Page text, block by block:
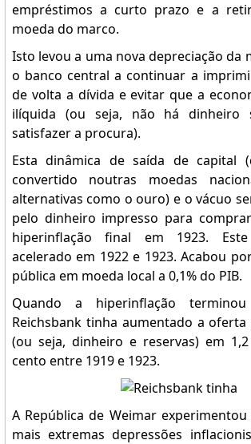
empréstimos a curto prazo e a
moeda do marco.
Isto levou a uma nova depreciação da
o banco central a continuar a
de volta a dívida e evitar que a
ilíquida (ou seja, não há dinheiro
satisfazer a procura).
Esta dinâmica de saída de capital
convertido noutras moedas
alternativas como o ouro) e o vácuo
pelo dinheiro impresso para
hiperinflação final em 1923.
acelerado em 1922 e 1923. Acabou
pública em moeda local a 0,1% do PIB.
Quando a hiperinflação
Reichsbank tinha aumentado a
(ou seja, dinheiro e reservas) em
cento entre 1919 e 1923.
A República de Weimar
mais extremas depressões